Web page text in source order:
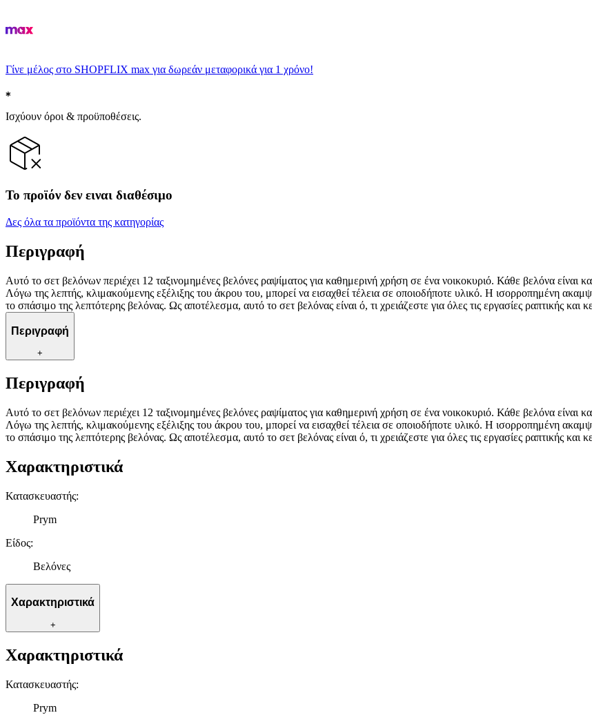
Γίνε μέλος στο SHOPFLIX max για δωρεάν μεταφορικά για 1 χρόνο!
Ισχύουν όροι & προϋποθέσεις.
Το προϊόν δεν ειναι διαθέσιμο
Δες όλα τα προϊόντα της κατηγορίας
Περιγραφή
Αυτό το σετ βελόνων περιέχει 12 ταξινομημένες βελόνες ραψίματος για καθημερινή χρήση σε ένα νοικοκυριό. Κάθε βελόνα
Λόγω της λεπτής, κλιμακούμενης εξέλιξης του άκρου του, μπορεί να εισαχθεί τέλεια σε οποιοδήποτε υλικό. Η ισορροπημένη
το σπάσιμο της λεπτότερης βελόνας. Ως αποτέλεσμα, αυτό το σετ βελόνας είναι ό, τι χρειάζεστε για όλες τις εργασίες ραπτικής και
Περιγραφή
+
Περιγραφή
Αυτό το σετ βελόνων περιέχει 12 ταξινομημένες βελόνες ραψίματος για καθημερινή χρήση σε ένα νοικοκυριό. Κάθε βελόνα
Λόγω της λεπτής, κλιμακούμενης εξέλιξης του άκρου του, μπορεί να εισαχθεί τέλεια σε οποιοδήποτε υλικό. Η ισορροπημένη
το σπάσιμο της λεπτότερης βελόνας. Ως αποτέλεσμα, αυτό το σετ βελόνας είναι ό, τι χρειάζεστε για όλες τις εργασίες ραπτικής και
Χαρακτηριστικά
Κατασκευαστής:
Prym
Είδος:
Βελόνες
Χαρακτηριστικά
+
Χαρακτηριστικά
Κατασκευαστής:
Prym